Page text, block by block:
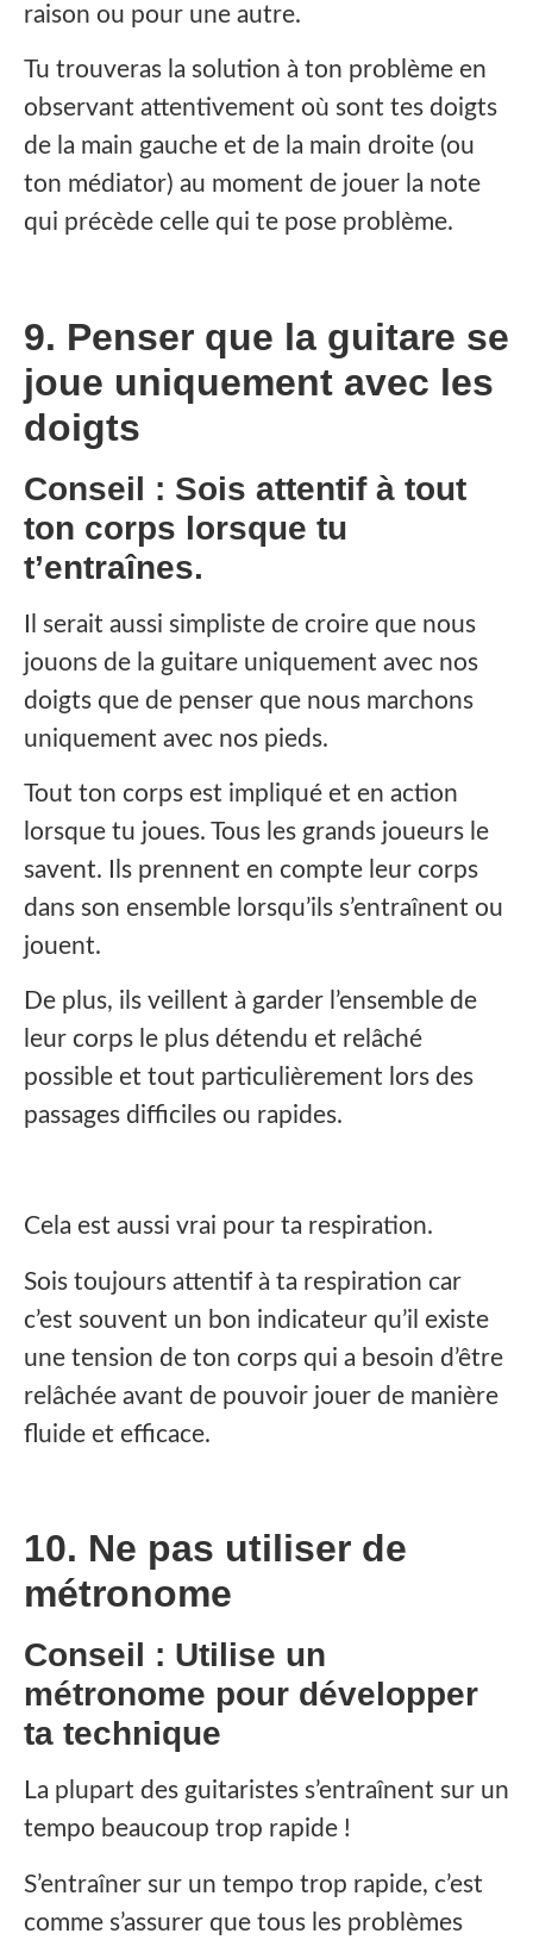
raison ou pour une autre.
Tu trouveras la solution à ton problème en
observant attentivement où sont tes doigts
de la main gauche et de la main droite (ou
ton médiator) au moment de jouer la note
qui précède celle qui te pose problème.
9. Penser que la guitare se
joue uniquement avec les
doigts
Conseil : Sois attentif à tout
ton corps lorsque tu
t’entraînes.
Il serait aussi simpliste de croire que nous
jouons de la guitare uniquement avec nos
doigts que de penser que nous marchons
uniquement avec nos pieds.
Tout ton corps est impliqué et en action
lorsque tu joues. Tous les grands joueurs le
savent. Ils prennent en compte leur corps
dans son ensemble lorsqu’ils s’entraînent ou
jouent.
De plus, ils veillent à garder l’ensemble de
leur corps le plus détendu et relâché
possible et tout particulièrement lors des
passages difficiles ou rapides.
Cela est aussi vrai pour ta respiration.
Sois toujours attentif à ta respiration car
c’est souvent un bon indicateur qu’il existe
une tension de ton corps qui a besoin d’être
relâchée avant de pouvoir jouer de manière
fluide et efficace.
10. Ne pas utiliser de
métronome
Conseil : Utilise un
métronome pour développer
ta technique
La plupart des guitaristes s’entraînent sur un
tempo beaucoup trop rapide !
S’entraîner sur un tempo trop rapide, c’est
comme s’assurer que tous les problèmes